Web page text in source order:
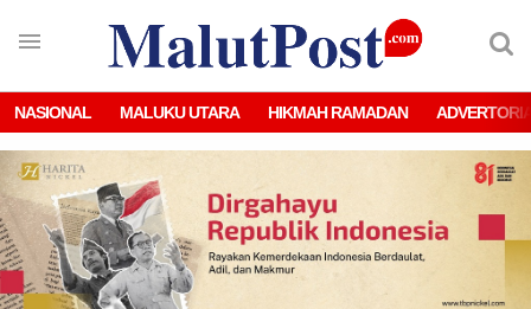
NASIONAL MALUKU UTARA HIKMAH RAMADAN